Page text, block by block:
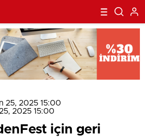
25, 2025 15:00
2025 15:00
için geri